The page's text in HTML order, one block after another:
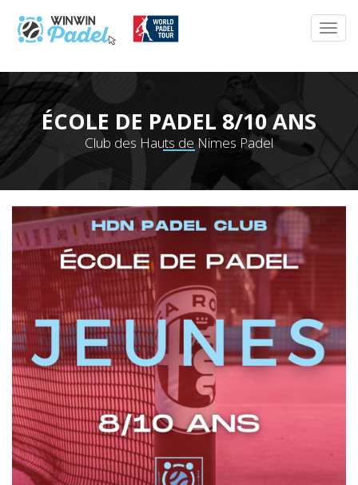
ÉCOLE DE PADEL 8/10 ANS
Club des Hauts de Nimes Padel